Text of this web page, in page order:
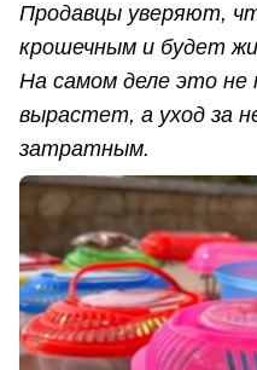
Продавцы уверяют,
крошечным и будет
На самом деле это
вырастет, а уход за
затратным.